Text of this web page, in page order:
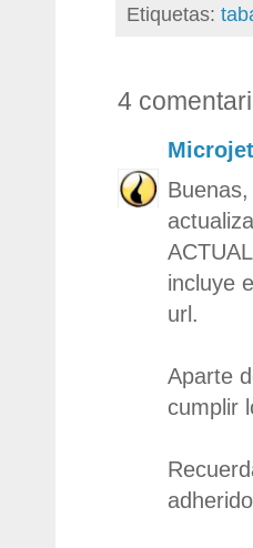
Etiquetas:
4
incluye
url.
Aparte
cumplir